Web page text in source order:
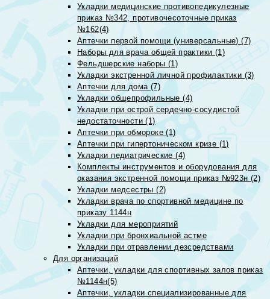
Укладки медицинские противопедикулезные
приказ №342, противочесоточные приказ
№162(4)
Аптечки первой помощи (универсальные) (7)
Наборы для врача общей практики (1)
Фельдшерские наборы (1)
Укладки экстренной личной профилактики (3)
Аптечки для дома (7)
Укладки общепрофильные (4)
Укладки при острой сердечно-сосудистой
недостаточности (1)
Аптечки при обмороке (1)
Аптечки при гипертоническом кризе (1)
Укладки педиатрические (4)
Комплекты инструментов и оборудования для
оказания экстренной помощи приказ №923н (2)
Укладки медсестры (2)
Укладки врача по спортивной медицине по
приказу 1144н
Укладки для мероприятий
Укладки при бронхиальной астме
Укладки при отравлении дезсредствами
Для организаций
Аптечки, укладки для спортивных залов приказ
№1144н(5)
Аптечки, укладки специализированные для